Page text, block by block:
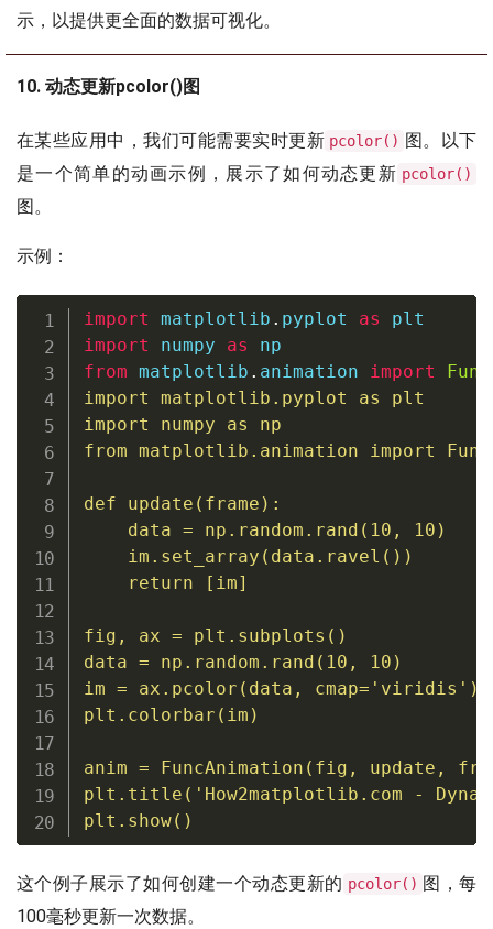
示，以提供更全面的数据可视化。
10. 动态更新pcolor()图
在某些应用中，我们可能需要实时更新 pcolor() 图。以下
是一个简单的动画示例，展示了如何动态更新 pcolor()
图。
示例：
import matplotlib . pyplot as
import numpy as
from matplotlib . animation import
Func
import matplotlib . pyplot as
import numpy as
from matplotlib . animation import
def update ( frame ) :
    data
= np . random . rand ( 10 , 10 )
    im
. set_array ( data . ravel ( ) )
return
[ im]
fig , ax = plt . subplots ( )
data = np . random . rand ( 10 , 10 )
im = ax . pcolor ( data , cmap= 'viridis' )
plt . colorbar ( im )
anim = FuncAnimation ( fig , update ,
plt . title ( 'How2matplotlib.com -
plt . show( )
这个例子展示了如何创建一个动态更新的 pcolor() 图，每
100毫秒更新一次数据。